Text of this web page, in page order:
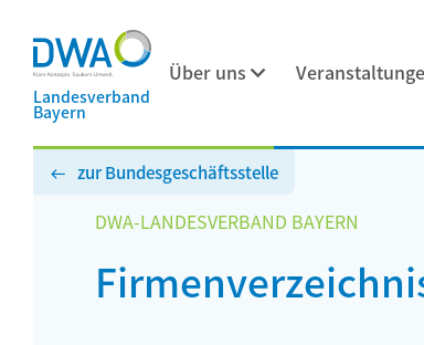
Landesverband
Bayern
Über uns
zur Bundesgeschäftsstelle
DWA-LANDESVERBAND BAYERN